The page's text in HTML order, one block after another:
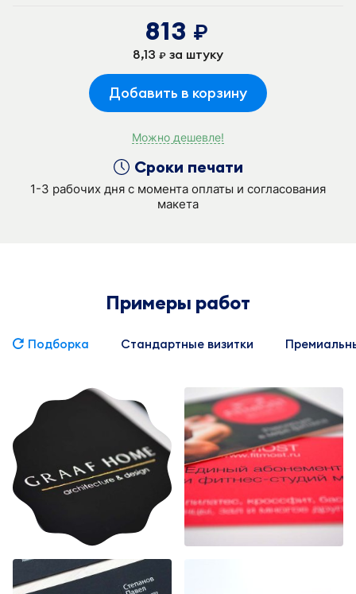
813 руб.
8,13 руб. за штуку
Добавить в корзину
Можно дешевле!
Сроки печати
1-3 рабочих дня с момента оплаты и согласования
макета
Примеры работ
Подборка Стандартные визитки